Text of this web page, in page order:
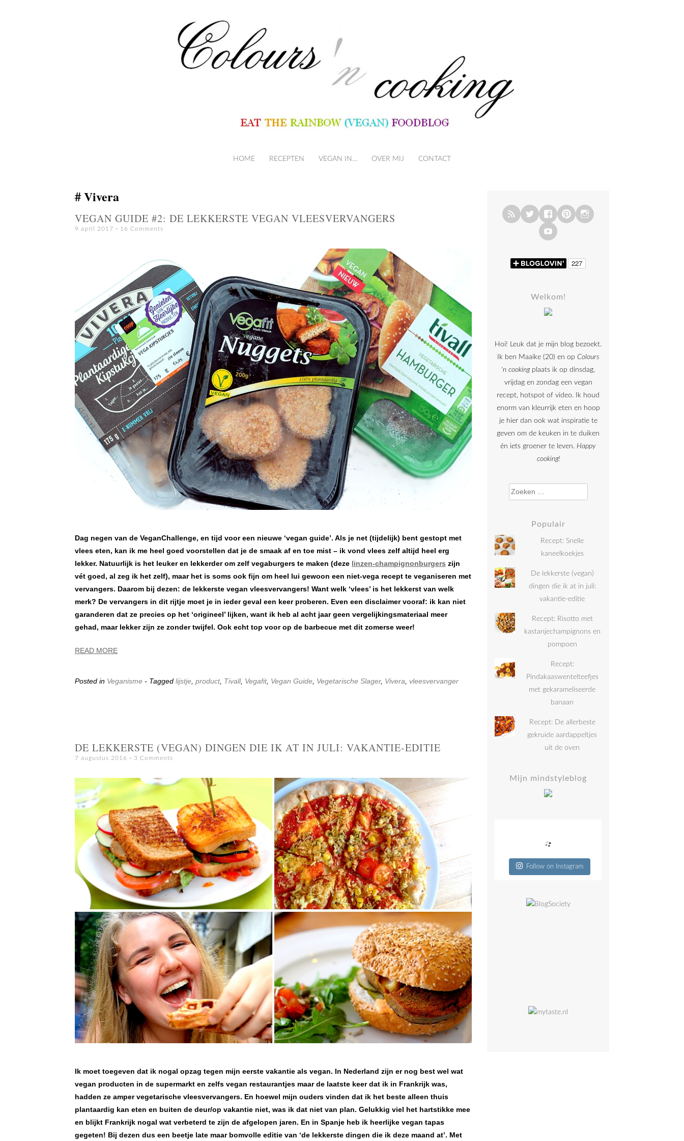
SKIP TO CONTENT
HOME RECEPTEN VEGAN IN… OVER MIJ CONTACT
Vivera
VEGAN GUIDE #2: DE LEKKERSTE VEGAN VLEESVERVANGERS
9 april 2017 16 Comments
Dag negen van de VeganChallenge, en tijd voor een nieuwe ‘vegan guide’. Als je net (tijdelijk) bent gestopt met
vlees eten, kan ik me heel goed voorstellen dat je de smaak af en toe mist – ik vond vlees zelf altijd heel erg
lekker. Natuurlijk is het leuker en lekkerder om zelf vegaburgers te maken (deze linzen-champignonburgers zijn
vét goed, al zeg ik het zelf), maar het is soms ook fijn om heel lui gewoon een niet-vega recept te veganiseren met
vervangers. Daarom bij dezen: de lekkerste vegan vleesvervangers! Want welk ‘vlees’ is het lekkerst van welk
merk? De vervangers in dit rijtje moet je in ieder geval een keer proberen. Even een disclaimer vooraf: ik kan niet
garanderen dat ze precies op het ‘origineel’ lijken, want ik heb al acht jaar geen vergelijkingsmateriaal meer
gehad, maar lekker zijn ze zonder twijfel. Ook echt top voor op de barbecue met dit zomerse weer!
READ MORE
Posted in Veganisme - Tagged lijstje product, Tivall, Vegafit, Vegan Guide Vegetarische Slager, Vivera vleesvervanger
DE LEKKERSTE (VEGAN) DINGEN DIE IK AT IN JULI: VAKANTIE-EDITIE
7 augustus 2016 3 Comments
Ik moet toegeven dat ik nogal opzag tegen mijn eerste vakantie als vegan. In Nederland zijn er nog best wel wat
vegan producten in de supermarkt en zelfs vegan restaurantjes maar de laatste keer dat ik in Frankrijk was,
hadden ze amper vegetarische vleesvervangers. En hoewel mijn ouders vinden dat ik het beste alleen thuis
plantaardig kan eten en buiten de deur/op vakantie niet, was ik dat niet van plan. Gelukkig viel het hartstikke mee
en blijkt Frankrijk nogal wat verbeterd te zijn de afgelopen jaren. En in Spanje heb ik heerlijke vegan tapas
gegeten! Bij dezen dus een beetje late maar bomvolle editie van ‘de lekkerste dingen die ik deze maand at’. Met
Welkom!
Hoi! Leuk dat je mijn blog bezoekt.
Ik ben Maaike (20) en op Colours
'n cookingplaats ik op dinsdag,
vrijdag en zondag een vegan
recept, hotspot of video. Ik houd
enorm van kleurrijk eten en hoop
je hier dan ook wat inspiratie te
geven om de keuken in te duiken
én iets groener te leven. Happy
cooking!
Zoeken naar:
Populair
Recept: Snelle
kaneelkoekjes
De lekkerste (vegan)
dingen die ik at in juli:
vakantie-editie
Recept: Risotto met
kastanjechampignons en
pompoen
Recept:
Pindakaaswentelteefjes
met gekarameliseerde
banaan
Recept: De allerbeste
gekruide aardappeltjes
uit de oven
Mijn mindstyleblog
Follow on Instagram